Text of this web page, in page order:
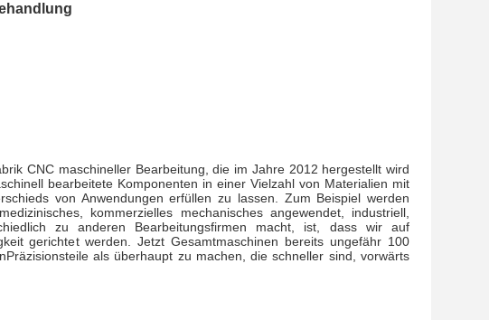
CNC maschineller Bearbeitung, die im Jahre 2012 hergestellt wird
bearbeitete Komponenten in einer Vielzahl von Materialien mit
von Anwendungen erfüllen zu lassen. Zum Beispiel werden
kommerzielles mechanisches angewendet, industriell,
zu anderen Bearbeitungsfirmen macht, ist, dass wir auf
gerichtet werden. Jetzt Gesamtmaschinen bereits ungefähr 100
als überhaupt zu machen, die schneller sind, vorwärts